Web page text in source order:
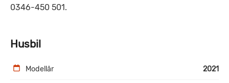
0346-450 501.
Husbil
Modellår 2021